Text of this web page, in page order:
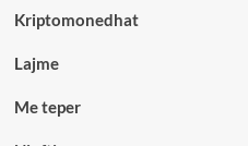
Kriptomonedhat
Lajme
Me teper